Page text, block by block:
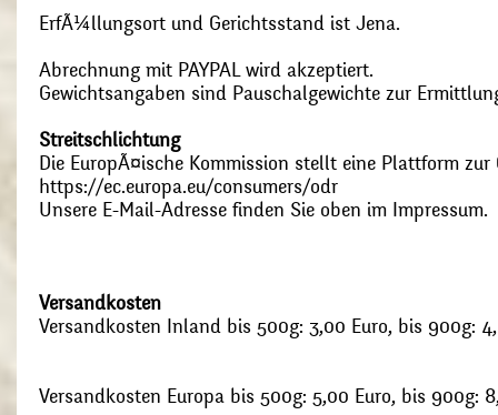
ErfÃ¼llungsort und Gerichtsstand ist Jena.
Abrechnung mit PAYPAL wird akzeptiert.
Gewichtsangaben sind Pauschalgewichte zur
Streitschlichtung
Die EuropÃ¤ische Kommission stellt eine Plattform
https://ec.europa.eu/consumers/odr
Unsere E-Mail-Adresse finden Sie oben im Impressum.
Versandkosten
Versandkosten Inland bis 500g: 3,00 Euro, bis 900g:
Versandkosten Europa bis 500g: 5,00 Euro, bis 900g: